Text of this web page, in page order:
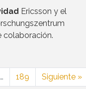
Ericsson y el
colaboración.
… 189 Siguiente »